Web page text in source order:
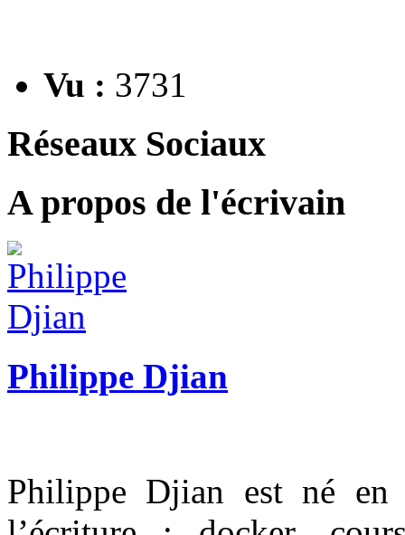
Vu : 3731
Réseaux Sociaux
A propos de l'écrivain
Philippe Djian
Philippe Djian est né